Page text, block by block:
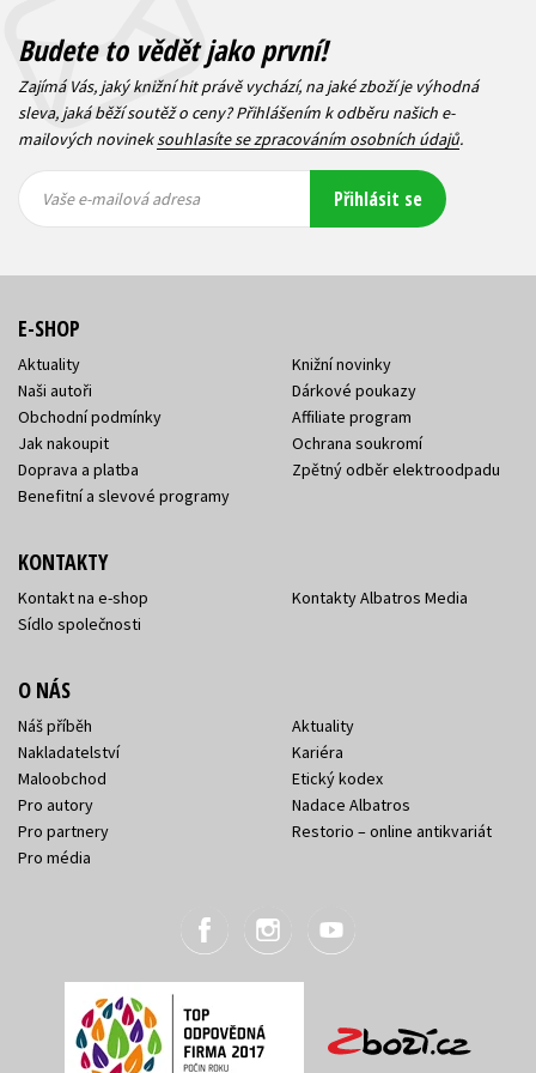
Budete to vědět jako první!
Zajímá Vás, jaký knižní hit právě vychází, na jaké zboží je výhodná
sleva, jaká běží soutěž o ceny? Přihlášením k odběru našich e-
mailových novineksouhlasíte se zpracováním osobních údajů.
mailová
mailová
Vaše e-mailová adresa Přihlásit se
E-SHOP
Aktuality
Naši autoři
Obchodní podmínky
Jak nakoupit
Doprava a platba
Benefitní a slevové programy
Knižní novinky
Dárkové poukazy
Affiliate program
Ochrana soukromí
Zpětný odběr elektroodpadu
KONTAKTY
Kontakt na e-shop
Sídlo společnosti
Kontakty Albatros Media
O NÁS
Náš příběh
Nakladatelství
Maloobchod
Pro autory
Pro partnery
Pro média
Aktuality
Kariéra
Etický kodex
Nadace Albatros
Restorio – online antikvariát